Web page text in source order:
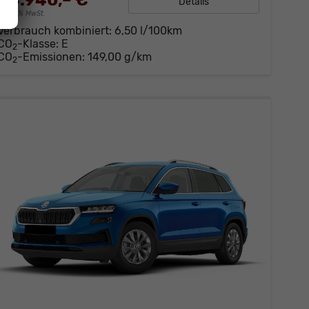
incl. 19% MwSt.
kombiniert: 6,50 l/100km
2-Klasse: E
2-Emissionen: 149,00 g/km